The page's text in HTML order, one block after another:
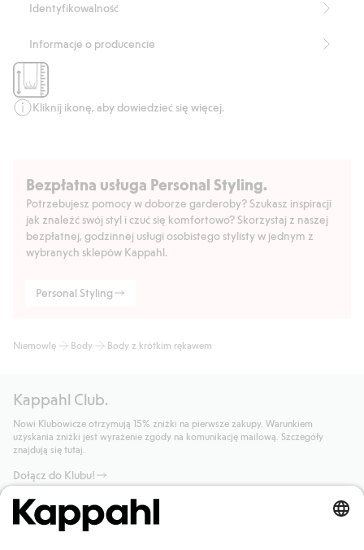
Identyfikowalność
Informacje o producencie
Kliknij ikonę, aby dowiedzieć się więcej.
Bezpłatna usługa Personal Styling.
Potrzebujesz pomocy w doborze garderoby? Szukasz inspiracji
jak znaleźć swój styl i czuć się komfortowo? Skorzystaj z naszej
bezpłatnej, godzinnej usługi osobistego stylisty w jednym z
wybranych sklepów Kappahl.
Personal Styling
Niemowlę Body Body z krótkim rękawem
Kappahl Club.
Nowi Klubowicze otrzymują 15% zniżki na pierwsze zakupy. Warunkiem
uzyskania zniżki jest wyrażenie zgody na komunikację mailową. Szczegóły
znajdują się tutaj.
Dołącz do Klubu!